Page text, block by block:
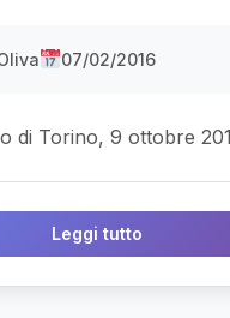
07/02/2016
di Torino, 9 ottobre
Leggi tutto